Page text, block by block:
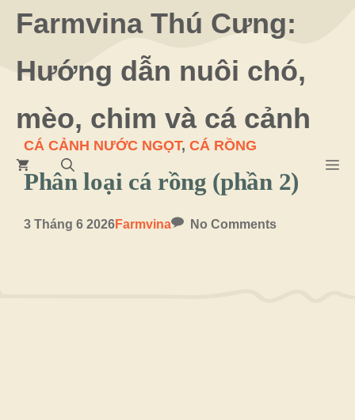
Chuyển
đến
nội
Farmvina Thú Cưng:
Hướng dẫn nuôi chó,
mèo, chim và cá cảnh
CÁ CẢNH NƯỚC NGỌT, CÁ RỒNG
Phân loại cá rồng (phần 2)
3 Tháng 6 2026Farmvina No Comments